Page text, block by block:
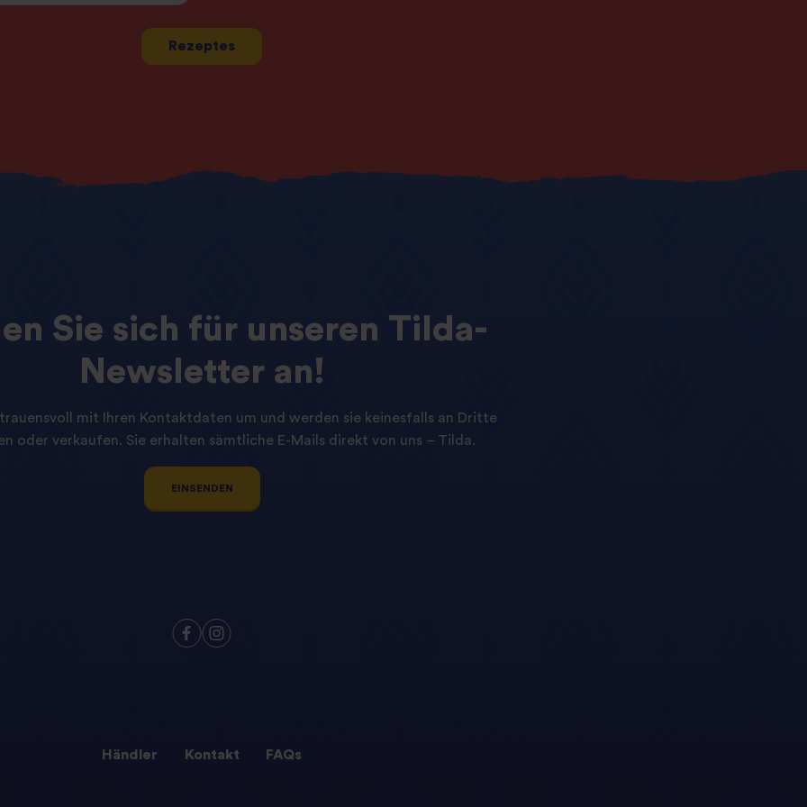
Rezeptes
Sie sich für unseren Tilda-
Newsletter an!
mit Ihren Kontaktdaten um und werden sie keinesfalls an Dritte
oder verkaufen. Sie erhalten sämtliche E-Mails direkt von uns – Tilda.
EINSENDEN
Händler Kontakt FAQs